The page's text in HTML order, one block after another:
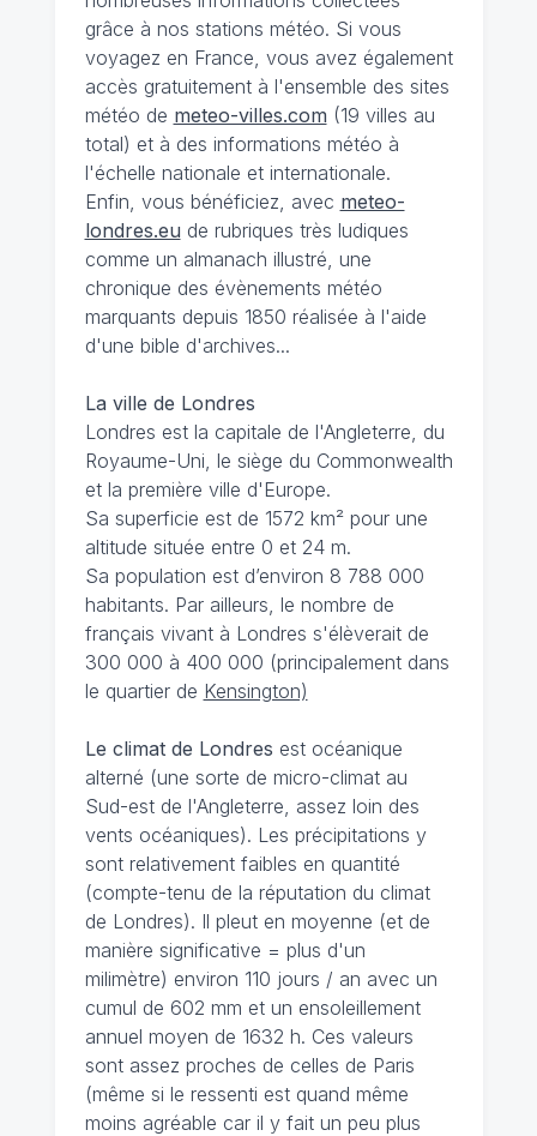
grâce à nos stations météo. Si vous
voyagez en France, vous avez également
accès gratuitement à l'ensemble des sites
météo de meteo-villes.com (19 villes au
total) et à des informations météo à
l'échelle nationale et internationale.
Enfin, vous bénéficiez, avec meteo-
londres.eu de rubriques très ludiques
comme un almanach illustré, une
chronique des évènements météo
marquants depuis 1850 réalisée à l'aide
d'une bible d'archives...
La ville de Londres
Londres est la capitale de l'Angleterre, du
Royaume-Uni, le siège du Commonwealth
et la première ville d'Europe.
Sa superficie est de 1572 km² pour une
altitude située entre 0 et 24 m.
Sa population est d’environ 8 788 000
habitants. Par ailleurs, le nombre de
français vivant à Londres s'élèverait de
300 000 à 400 000 (principalement dans
le quartier de Kensington)
Le climat de Londres est océanique
alterné (une sorte de micro-climat au
Sud-est de l'Angleterre, assez loin des
vents océaniques). Les précipitations y
sont relativement faibles en quantité
(compte-tenu de la réputation du climat
de Londres). Il pleut en moyenne (et de
manière significative = plus d'un
milimètre) environ 110 jours / an avec un
cumul de 602 mm et un ensoleillement
annuel moyen de 1632 h. Ces valeurs
sont assez proches de celles de Paris
(même si le ressenti est quand même
moins agréable car il y fait un peu plus